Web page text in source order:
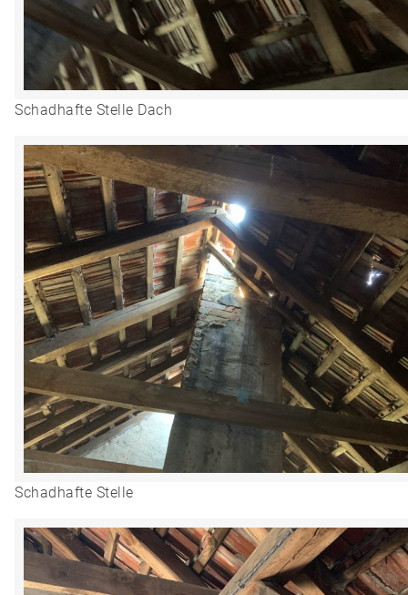
Schadhafte Stelle Dach
Schadhafte Stelle